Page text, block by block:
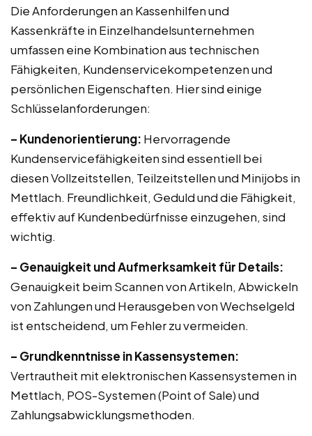
Die Anforderungen an Kassenhilfen und
Kassenkräfte in Einzelhandelsunternehmen
umfassen eine Kombination aus technischen
Fähigkeiten, Kundenservicekompetenzen und
persönlichen Eigenschaften. Hier sind einige
Schlüsselanforderungen:
– Kundenorientierung: Hervorragende
Kundenservicefähigkeiten sind essentiell bei
diesen Vollzeitstellen, Teilzeitstellen und Minijobs in
Mettlach. Freundlichkeit, Geduld und die Fähigkeit,
effektiv auf Kundenbedürfnisse einzugehen, sind
wichtig.
– Genauigkeit und Aufmerksamkeit für Details:
Genauigkeit beim Scannen von Artikeln, Abwickeln
von Zahlungen und Herausgeben von Wechselgeld
ist entscheidend, um Fehler zu vermeiden.
– Grundkenntnisse in Kassensystemen:
Vertrautheit mit elektronischen Kassensystemen in
Mettlach, POS-Systemen (Point of Sale) und
Zahlungsabwicklungsmethoden.